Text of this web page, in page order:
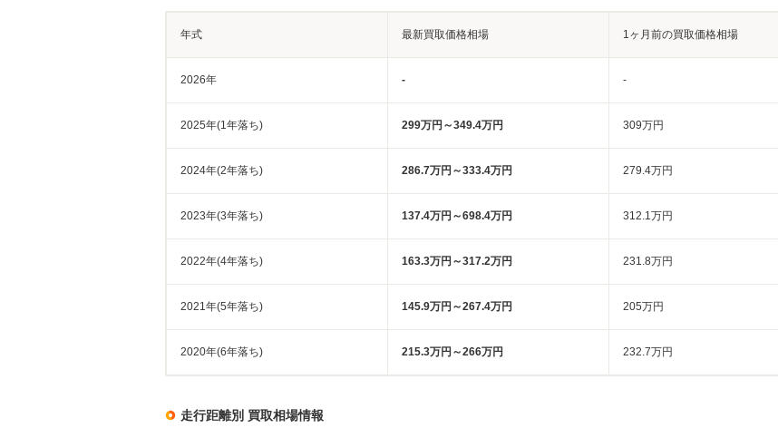
年式 最新買取価格相場 1ヶ月前の買取価格相場
2026年 - -
2025年(1年落ち) 299万円～349.4万円 309万円
2024年(2年落ち) 286.7万円～333.4万円 279.4万円
2023年(3年落ち) 137.4万円～698.4万円 312.1万円
2022年(4年落ち) 163.3万円～317.2万円 231.8万円
2021年(5年落ち) 145.9万円～267.4万円 205万円
2020年(6年落ち) 215.3万円～266万円 232.7万円
走行距離別 買取相場情報